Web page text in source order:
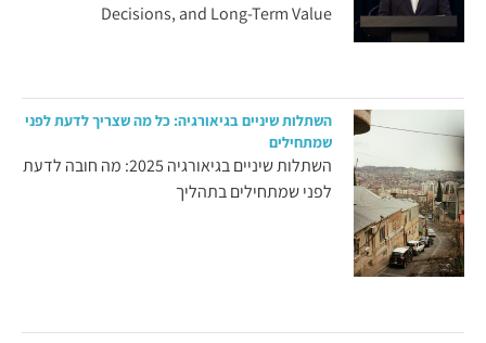
Decisions, and Long-Term Value
השתלות שיניים בגיאורגיה: כל מה שצריך לדעת לפני
שמתחילים
השתלות שיניים בגיאורגיה 2025: מה חובה לדעת
לפני שמתחילים בתהליך